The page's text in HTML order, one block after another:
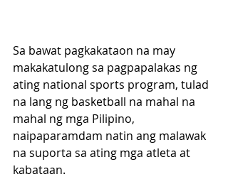
Sa bawat pagkakataon na may
makakatulong sa pagpapalakas ng
ating national sports program, tulad
na lang ng basketball na mahal na
mahal ng mga Pilipino,
naipaparamdam natin ang malawak
na suporta sa ating mga atleta at
kabataan.